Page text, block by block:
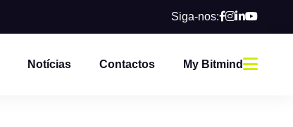
Siga-nos:
Notícias Contactos My Bitmind